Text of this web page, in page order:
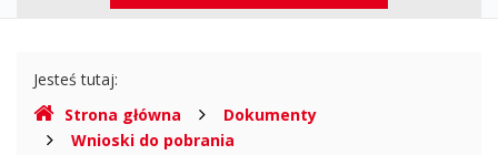
Gdzie
jesteśmy
Jesteś tutaj:
Strona główna
Dokumenty
Wnioski do pobrania